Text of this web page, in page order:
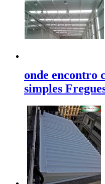
onde encontro
simples